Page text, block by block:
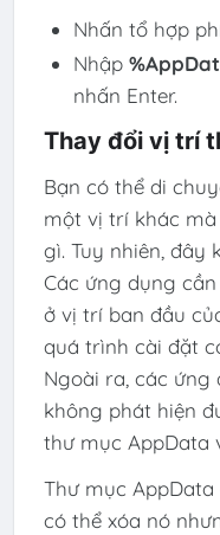
Nhấn tổ hợp
Nhập
nhấn Enter.
Thay đổi vị trí
Bạn có thể di
một vị trí khác
gì. Tuy nhiên, đây
Các ứng dụng
ở vị trí ban đầu
quá trình cài đặt
Ngoài ra, các
không phát hiện
thư mục AppData
Thư mục
có thể xóa nó